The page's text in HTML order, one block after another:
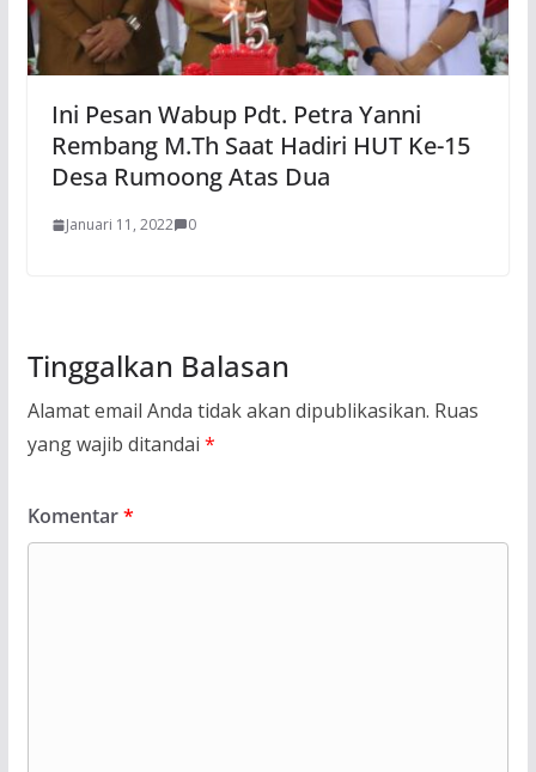
Ini Pesan Wabup Pdt. Petra Yanni
Rembang M.Th Saat Hadiri HUT Ke-15
Desa Rumoong Atas Dua
Januari 11, 2022 0
Tinggalkan Balasan
Alamat email Anda tidak akan dipublikasikan. Ruas
yang wajib ditandai *
Komentar*